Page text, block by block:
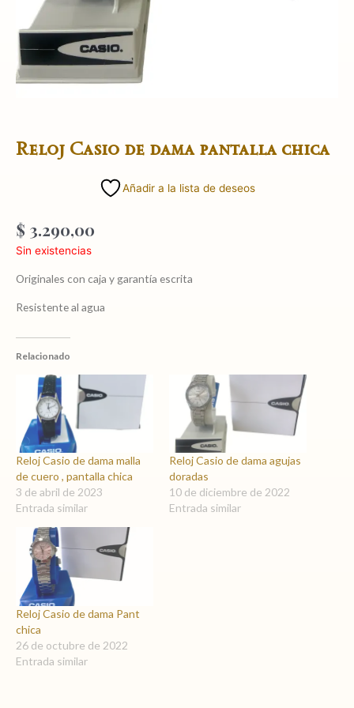
Reloj Casio de dama pantalla chica
Añadir a la lista de deseos
$ 3.290,00
Sin existencias
Originales con caja y garantía escrita
Resistente al agua
Relacionado
Reloj Casio de dama malla
de cuero , pantalla chica
3 de abril de 2023
Entrada similar
Reloj Casio de dama agujas
doradas
10 de diciembre de 2022
Entrada similar
Reloj Casio de dama Pant
chica
26 de octubre de 2022
Entrada similar